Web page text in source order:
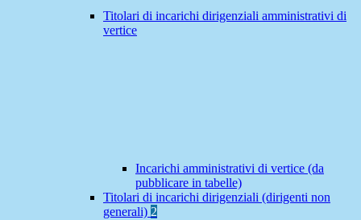
Titolari di incarichi dirigenziali amministrativi di
vertice
Incarichi amministrativi di vertice (da
pubblicare in tabelle)
Titolari di incarichi dirigenziali (dirigenti non
generali) 2